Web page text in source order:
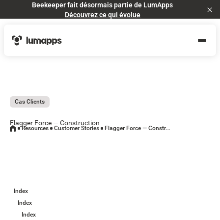
Beekeeper fait désormais partie de LumApps
Découvrez ce qui évolue
Cas Clients
Flagger Force — Construction
Resources Customer Stories Flagger Force — Construction
Index
Index
Index